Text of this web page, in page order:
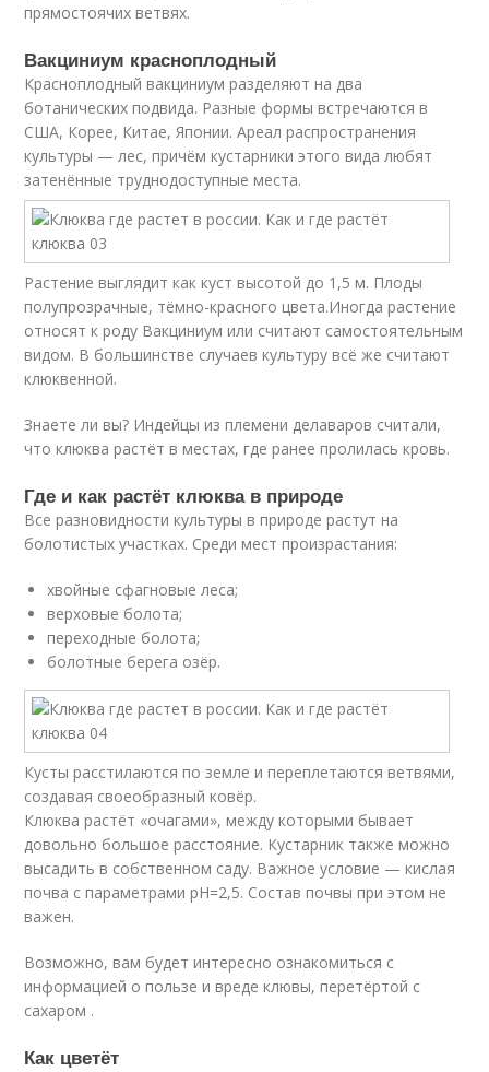
прямостоячих ветвях.
Вакциниум красноплодный
Красноплодный вакциниум разделяют на два
ботанических подвида. Разные формы встречаются в
США, Корее, Китае, Японии. Ареал распространения
культуры — лес, причём кустарники этого вида любят
затенённые труднодоступные места.
Растение выглядит как куст высотой до 1,5 м. Плоды
полупрозрачные, тёмно-красного цвета.Иногда растение
относят к роду Вакциниум или считают самостоятельным
видом. В большинстве случаев культуру всё же считают
клюквенной.
Знаете ли вы? Индейцы из племени делаваров считали,
что клюква растёт в местах, где ранее пролилась кровь.
Где и как растёт клюква в природе
Все разновидности культуры в природе растут на
болотистых участках. Среди мест произрастания:
хвойные сфагновые леса;
верховые болота;
переходные болота;
болотные берега озёр.
Кусты расстилаются по земле и переплетаются ветвями,
создавая своеобразный ковёр.
Клюква растёт «очагами», между которыми бывает
довольно большое расстояние. Кустарник также можно
высадить в собственном саду. Важное условие — кислая
почва с параметрами рН=2,5. Состав почвы при этом не
важен.
Возможно, вам будет интересно ознакомиться с
информацией о пользе и вреде клювы, перетёртой с
сахаром .
Как цветёт